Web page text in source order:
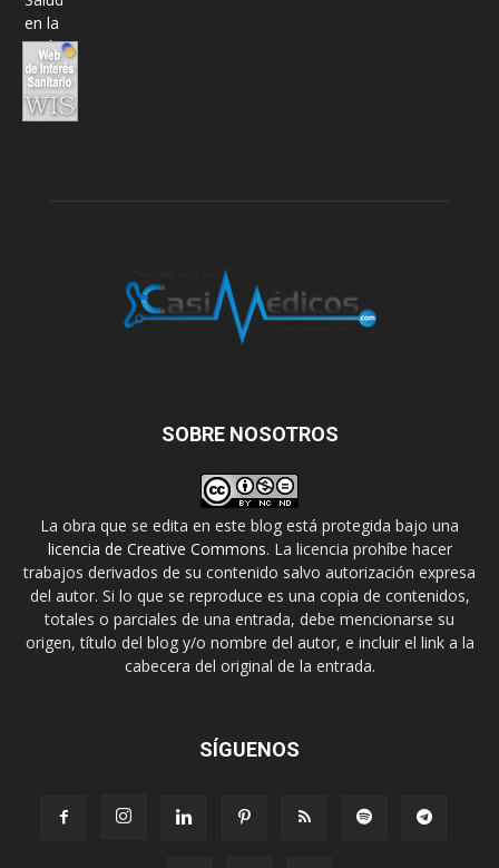
SOBRE NOSOTROS
La obra que se edita en este blog está protegida bajo una
licencia de Creative Commons. La licencia prohíbe hacer
trabajos derivados de su contenido salvo autorización expresa
del autor. Si lo que se reproduce es una copia de contenidos,
totales o parciales de una entrada, debe mencionarse su
origen, título del blog y/o nombre del autor, e incluir el link a la
cabecera del original de la entrada.
SÍGUENOS